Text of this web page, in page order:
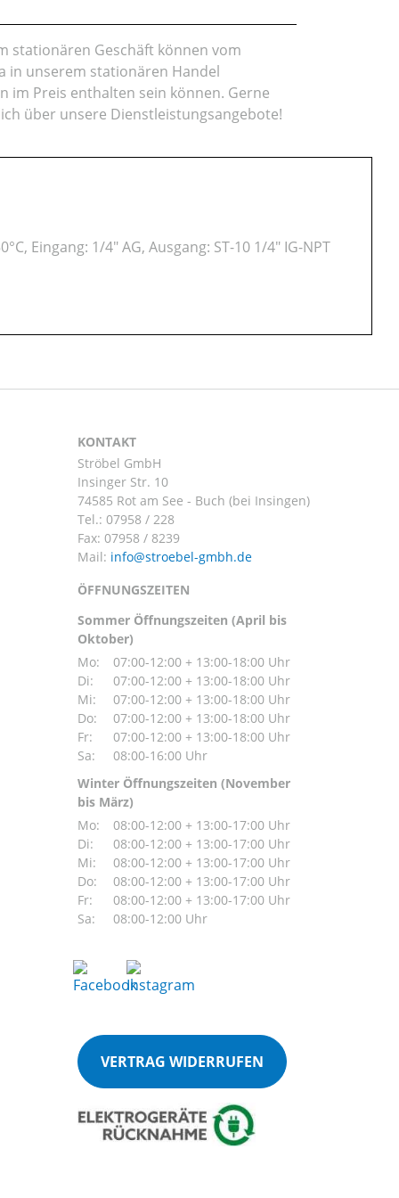
stationären Geschäft können vom
in unserem stationären Handel
im Preis enthalten sein können. Gerne
über unsere Dienstleistungsangebote!
Eingang: 1/4" AG, Ausgang: ST-10 1/4" IG-NPT
KONTAKT
Ströbel GmbH
Insinger Str. 10
74585 Rot am See - Buch (bei Insingen)
Tel.: 07958 / 228
Fax: 07958 / 8239
Mail:
ÖFFNUNGSZEITEN
Sommer Öffnungszeiten (April bis
Oktober)
Mo:
07:00-12:00 + 13:00-18:00 Uhr
Di:
07:00-12:00 + 13:00-18:00 Uhr
Mi:
07:00-12:00 + 13:00-18:00 Uhr
Do:
07:00-12:00 + 13:00-18:00 Uhr
Fr:
07:00-12:00 + 13:00-18:00 Uhr
Sa:
08:00-16:00 Uhr
Winter Öffnungszeiten (November
bis März)
Mo:
08:00-12:00 + 13:00-17:00 Uhr
Di:
08:00-12:00 + 13:00-17:00 Uhr
Mi:
08:00-12:00 + 13:00-17:00 Uhr
Do:
08:00-12:00 + 13:00-17:00 Uhr
Fr:
08:00-12:00 + 13:00-17:00 Uhr
Sa:
08:00-12:00 Uhr
VERTRAG WIDERRUFEN